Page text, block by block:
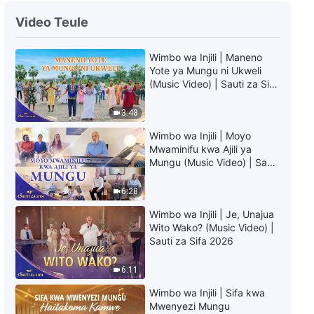
1:04:56
3:41
Wimbo wa Kusifu | Viumbe Wote
Lazima Waje Chini ya Utawala
wa Mungu
37:26
Nyimbo za Tenzi za Rohoni -
Swahili Christian Song Collection
3:27
Wimbo wa Dini | Umuhumi wa
Maombi
Video Teule
3:48
Wimbo wa Injili | Maneno
Yote ya Mungu ni Ukweli
(Music Video) | Sauti za Sifa
6:28
Wimbo wa Injili | Moyo
Mwaminifu kwa Ajili ya
Mungu (Music Video) | Sauti
6:11
Wimbo wa Injili | Je, Unajua
Wito Wako? (Music Video) |
Sauti za Sifa 2026
Wimbo wa Injili | Sifa kwa
Mwenyezi Mungu